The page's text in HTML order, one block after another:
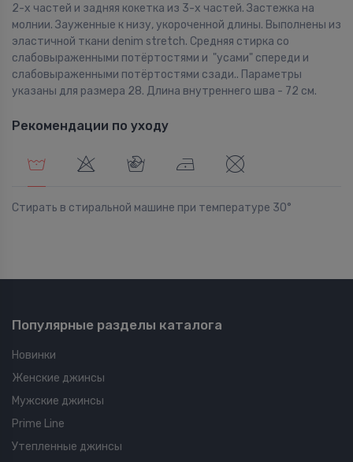
2-х частей и задняя кокетка из 3-х частей. Застежка на
молнии. Зауженные к низу, укороченной длины. Выполнены из
эластичной ткани denim stretch. Средняя стирка со
слабовыраженными потёртостями и "усами" спереди и
слабовыраженными потёртостями сзади.. Параметры
указаны для размера 28. Длина внутреннего шва - 72 см.
Рекомендации по уходу
Стирать в стиральной машине при температуре 30°
Популярные разделы каталога
Новинки
Женские джинсы
Мужские джинсы
Prime Line
Утепленные джинсы